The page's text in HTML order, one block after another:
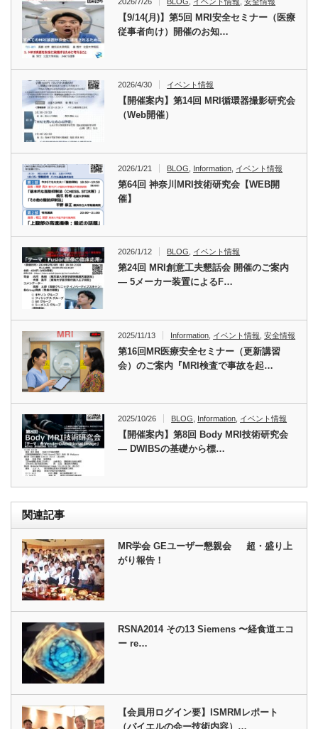
【9/14(月)】第5回 MRI安全セミナー（医療
従事者向け）開催のお知…
2026/4/30 イベント情報
【開催案内】第14回 MRI循環器撮影研究会
（Web開催）
2026/1/21 BLOG Information イベント情報
第64回 神奈川MRI技術研究会【WEB開
催】
2026/1/12 BLOG イベント情報
第24回 MRI創意工夫懇話会 開催のご案内
― 5メーカー装置によるF…
2025/11/13 Information イベント情報 ,安全情報
第16回MR医療安全セミナー（更新講習
会）のご案内『MRI検査で事故を起…
2025/10/26 BLOG Information イベント情報
【開催案内】第8回 Body MRI技術研究会
― DWIBSの基礎から標…
関連記事
MR学会 GEユーザー懇親会 超・盛り上
がり報告！
RSNA2014 その13 Siemens 〜経食道エコ
ー re…
【会員用ログイン要】ISMRMレポート
（バイエルの会ー技術内容）…